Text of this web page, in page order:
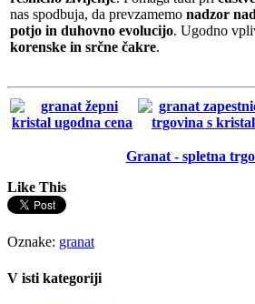
nas spodbuja, da prevzamemo nadzor
potjo in duhovno evolucijo. Ugodno
korenske in srčne čakre.
Granat - spletna
Like This
Oznake: granat
V isti kategoriji